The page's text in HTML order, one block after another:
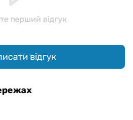
перший відгук
відгук